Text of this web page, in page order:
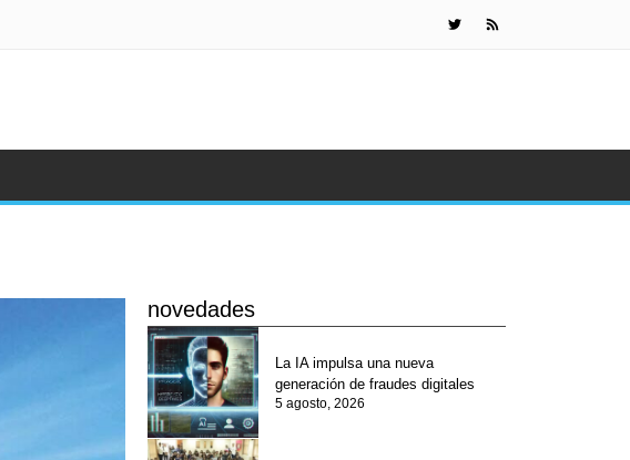
novedades
La IA impulsa una nueva
generación de fraudes digitales
5 agosto, 2026